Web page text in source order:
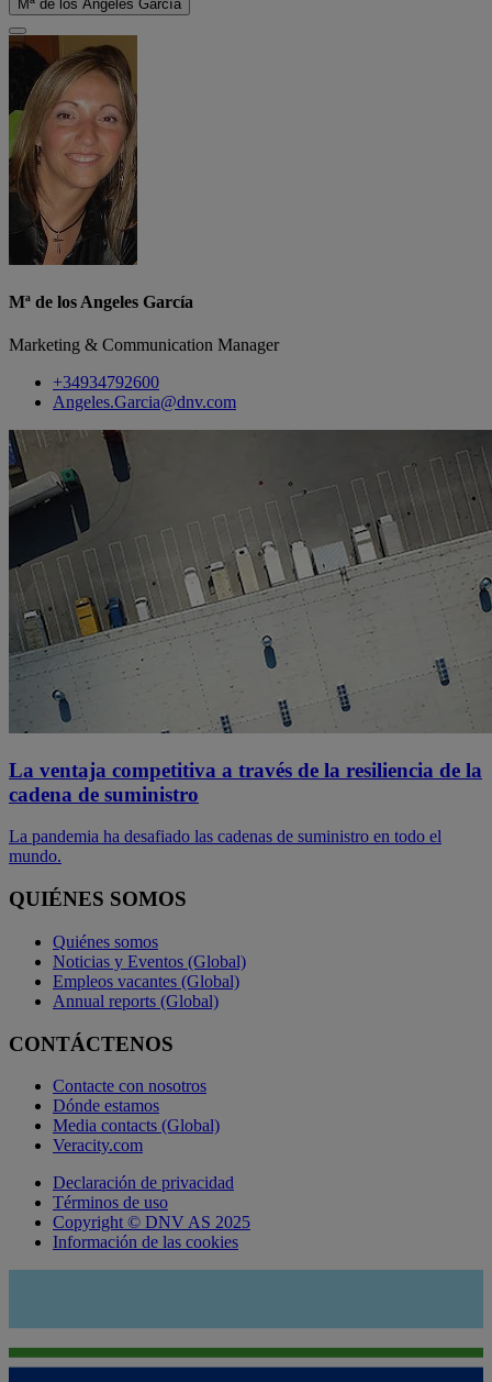
Mª de los Angeles García
Mª de los Angeles García
Marketing & Communication Manager
+34934792600
Angeles.Garcia@dnv.com
La ventaja competitiva a través de la resiliencia de la
cadena de suministro
La pandemia ha desafiado las cadenas de suministro en todo el
mundo.
QUIÉNES SOMOS
Quiénes somos
Noticias y Eventos (Global)
Empleos vacantes (Global)
Annual reports (Global)
CONTÁCTENOS
Contacte con nosotros
Dónde estamos
Media contacts (Global)
Veracity.com
Declaración de privacidad
Términos de uso
Copyright © DNV AS 2025
Información de las cookies